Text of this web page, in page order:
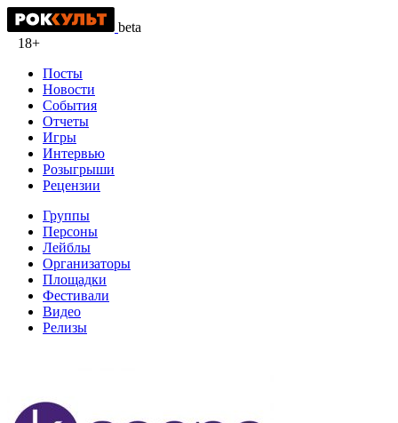
beta
18+
Посты
Новости
События
Отчеты
Игры
Интервью
Розыгрыши
Рецензии
Группы
Персоны
Лейблы
Организаторы
Площадки
Фестивали
Видео
Релизы